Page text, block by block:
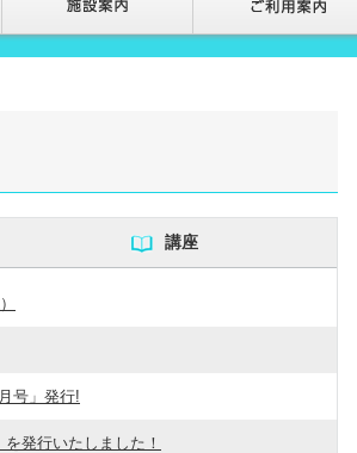
講座
号」発行!
発行いたしました！